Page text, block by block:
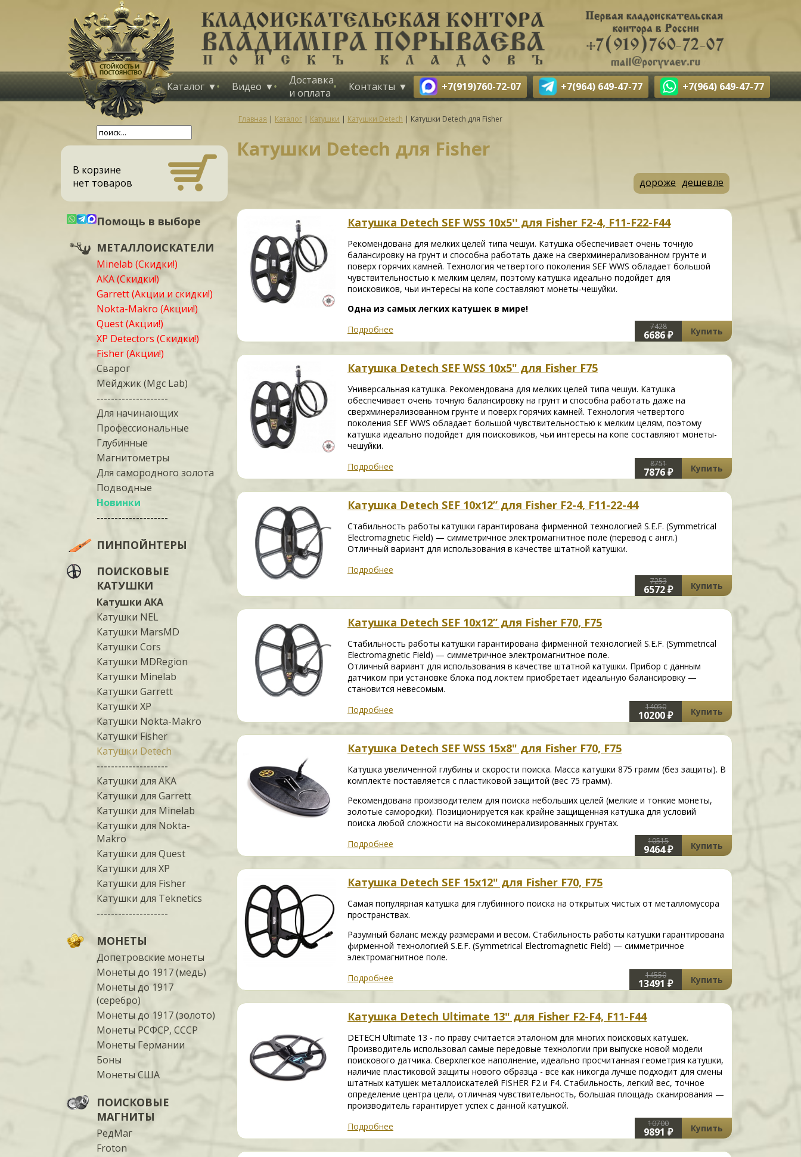
Каталог Видео
Доставка
и оплата
Контакты +7(919)760-72-07 +7(964) 649-47-77 +7(964) 649-47-77
В корзине
нет товаров
Помощь в выборе
МЕТАЛЛОИСКАТЕЛИ
Minelab (Скидки!)
АКА (Скидки!)
Garrett (Акции и скидки!)
Nokta-Makro (Акции!)
Quest (Акции!)
XP Detectors (Скидки!)
Fisher (Акции!)
Сварог
Мейджик (Mgc Lab)
--------------------
Для начинающих
Профессиональные
Глубинные
Магнитометры
Для самородного золота
Подводные
Новинки
--------------------
ПИНПОЙНТЕРЫ
ПОИСКОВЫЕ
КАТУШКИ
Катушки АКА
Катушки NEL
Катушки MarsMD
Катушки Cors
Катушки MDRegion
Катушки Minelab
Катушки Garrett
Катушки XP
Катушки Nokta-Makro
Катушки Fisher
Катушки Detech
--------------------
Катушки для АКА
Катушки для Garrett
Катушки для Minelab
Катушки для Nokta-
Makro
Катушки для Quest
Катушки для XP
Катушки для Fisher
Катушки для Teknetics
--------------------
МОНЕТЫ
Допетровские монеты
Монеты до 1917 (медь)
Монеты до 1917
(серебро)
Монеты до 1917 (золото)
Монеты РСФСР, СССР
Монеты Германии
Боны
Монеты США
ПОИСКОВЫЕ
МАГНИТЫ
РедМаг
Froton
Главная | Каталог | Катушки | Катушки Detech | Катушки Detech для Fisher
Катушки Detech для Fisher
дороже дешевле
Катушка Detech SEF WSS 10x5'' для Fisher F2-4, F11-F22-F44
Рекомендована для мелких целей типа чешуи. Катушка обеспечивает очень точную
балансировку на грунт и способна работать даже на сверхминерализованном грунте и
поверх горячих камней. Технология четвертого поколения SEF WWS обладает большой
чувствительностью к мелким целям, поэтому катушка идеально подойдет для
поисковиков, чьи интересы на копе составляют монеты-чешуйки.
Одна из самых легких катушек в мире!
Подробнее
7428
6686 ₽ Купить
Катушка Detech SEF WSS 10x5" для Fisher F75
Универсальная катушка. Рекомендована для мелких целей типа чешуи. Катушка
обеспечивает очень точную балансировку на грунт и способна работать даже на
сверхминерализованном грунте и поверх горячих камней. Технология четвертого
поколения SEF WWS обладает большой чувствительностью к мелким целям, поэтому
катушка идеально подойдет для поисковиков, чьи интересы на копе составляют монеты-
чешуйки.
Подробнее
8751
7876 ₽ Купить
Катушка Detech SEF 10x12” для Fisher F2-4, F11-22-44
Стабильность работы катушки гарантирована фирменной технологией S.E.F. (Symmetrical
Electromagnetic Field) — симметричное электромагнитное поле (перевод с англ.)
Отличный вариант для использования в качестве штатной катушки.
Подробнее
7253
6572 ₽ Купить
Катушка Detech SEF 10x12” для Fisher F70, F75
Стабильность работы катушки гарантирована фирменной технологией S.E.F. (Symmetrical
Electromagnetic Field) — симметричное электромагнитное поле.
Отличный вариант для использования в качестве штатной катушки. Прибор с данным
датчиком при установке блока под локтем приобретает идеальную балансировку —
становится невесомым.
Подробнее
14050
10200 ₽ Купить
Катушка Detech SEF WSS 15x8" для Fisher F70, F75
Катушка увеличенной глубины и скорости поиска. Масса катушки 875 грамм (без защиты). В
комплекте поставляется с пластиковой защитой (вес 75 грамм).
Рекомендована производителем для поиска небольших целей (мелкие и тонкие монеты,
золотые самородки). Позиционируется как крайне защищенная катушка для условий
поиска любой сложности на высокоминерализированных грунтах.
Подробнее
10515
9464 ₽ Купить
Катушка Detech SEF 15х12" для Fisher F70, F75
Самая популярная катушка для глубинного поиска на открытых чистых от металломусора
пространствах.
Разумный баланс между размерами и весом. Стабильность работы катушки гарантирована
фирменной технологией S.E.F. (Symmetrical Electromagnetic Field) — симметричное
электромагнитное поле.
Подробнее
14550
13491 ₽ Купить
Катушка Detech Ultimate 13" для Fisher F2-F4, F11-F44
DETECH Ultimate 13 - по праву считается эталоном для многих поисковых катушек.
Производитель использовал самые передовые технологии при выпуске новой модели
поискового датчика. Сверхлегкое наполнение, идеально просчитанная геометрия катушки,
наличие пластиковой защиты нового образца - все как никогда лучше подходит для смены
штатных катушек металлоискателей FISHER F2 и F4. Стабильность, легкий вес, точное
определение центра цели, отличная чувствительность, большая площадь сканирования —
производитель гарантирует успех с данной катушкой.
Подробнее
10700
9891 ₽ Купить